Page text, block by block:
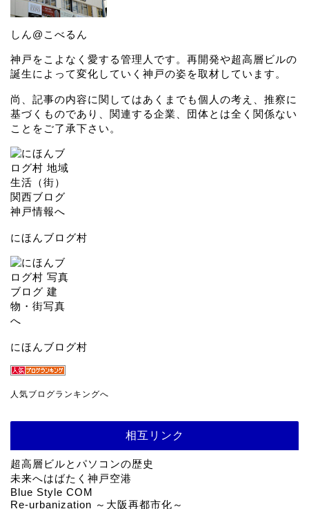
しん@こべるん
神戸をこよなく愛する管理人です。再開発や超高層ビルの
誕生によって変化していく神戸の姿を取材しています。
尚、記事の内容に関してはあくまでも個人の考え、推察に
基づくものであり、関連する企業、団体とは全く関係ない
ことをご了承下さい。
にほんブログ村
にほんブログ村
人気ブログランキングへ
相互リンク
超高層ビルとパソコンの歴史
未来へはばたく神戸空港
Blue Style COM
Re-urbanization ～大阪再都市化～